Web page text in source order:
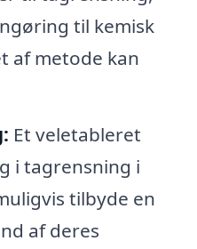
til kemisk
af metode kan
Et veletableret
i tagrensning i
tilbyde en
af deres